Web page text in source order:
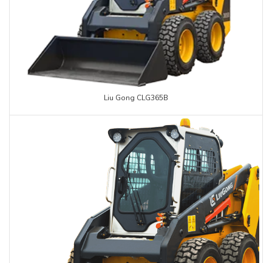
Liu Gong CLG365B